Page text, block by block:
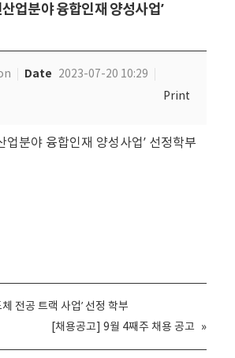
업분야 융합인재 양성사업’
Date 2023-07-20 10:29
Print
업분야 융합인재 양성사업’ 선정학부
전공 트랙 사업’ 선정 학부
[채용공고] 9월 4째주 채용 공고
»